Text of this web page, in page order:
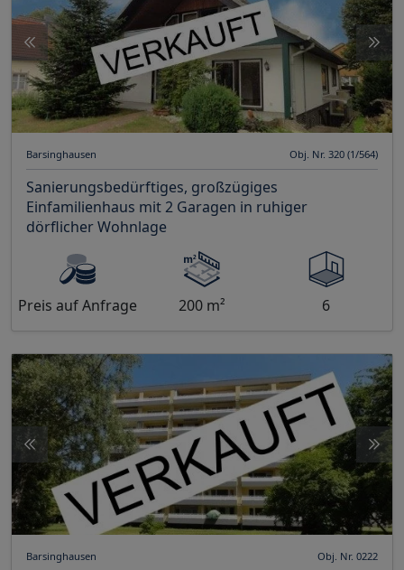
Barsinghausen Obj. Nr. 320 (1/564)
Sanierungsbedürftiges, großzügiges
Einfamilienhaus mit 2 Garagen in ruhiger
dörflicher Wohnlage
Preis auf Anfrage 200 m² 6
Barsinghausen Obj. Nr. 0222